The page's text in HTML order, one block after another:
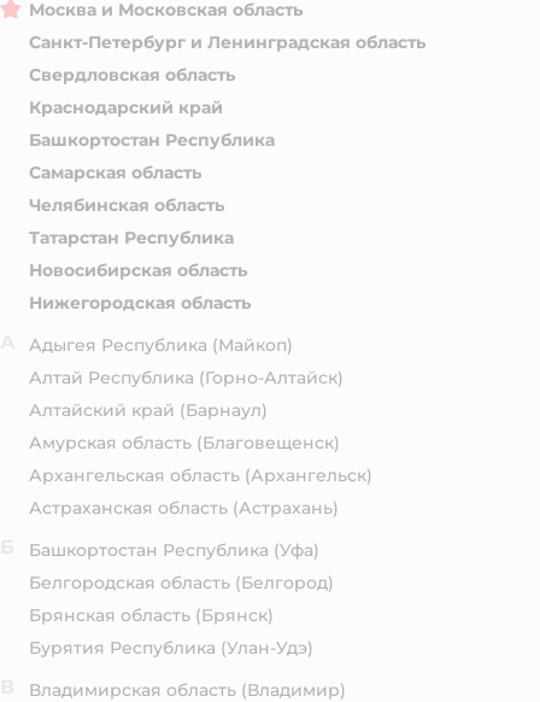
Москва и Московская область
Санкт-Петербург и Ленинградская область
Свердловская область
Краснодарский край
Башкортостан Республика
Самарская область
Челябинская область
Татарстан Республика
Новосибирская область
Нижегородская область
Адыгея Республика (Майкоп)
Алтай Республика (Горно-Алтайск)
Алтайский край (Барнаул)
Амурская область (Благовещенск)
Архангельская область (Архангельск)
Астраханская область (Астрахань)
Башкортостан Республика (Уфа)
Белгородская область (Белгород)
Брянская область (Брянск)
Бурятия Республика (Улан-Удэ)
Владимирская область (Владимир)